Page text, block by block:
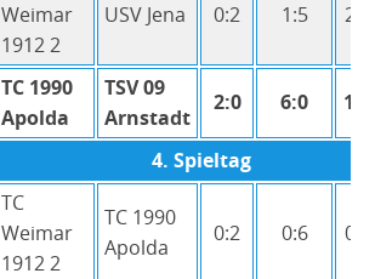
Vorstand
Kontakt
Datenschutz
Weimar
1912 2
USV Jena 0:2 1:5
TC 1990
Apolda
TSV 09
Arnstadt
2:0 6:0
4. Spieltag
TC
Weimar
1912 2
TC 1990
Apolda
0:2 0:6